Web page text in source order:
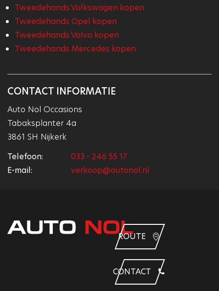
Tweedehands Volkswagen kopen
Tweedehands Opel kopen
Tweedehands Volvo kopen
Tweedehands Mercedes kopen
CONTACT INFORMATIE
Auto Nol Occasions
Tabaksplanter 4a
3861 SH Nijkerk
Telefoon:
033 - 246 55 17
E-mail:
verkoop@autonol.nl
ROUTE
CONTACT